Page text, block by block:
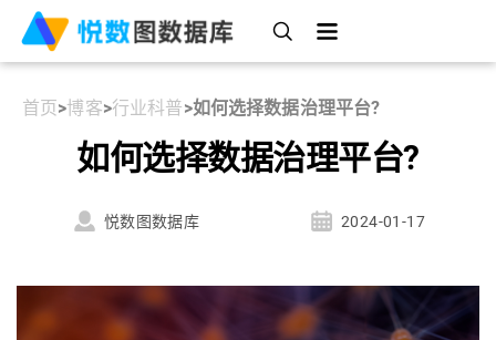
首页>博客>行业科普>如何选择数据治理平台?
如何选择数据治理平台?
悦数图数据库 2024-01-17